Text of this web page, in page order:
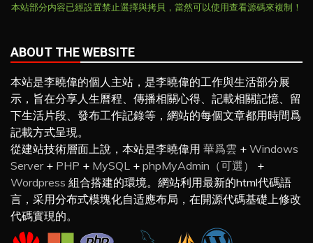
本站部分内容已經設置禁止選擇與拷貝，當然可以使用查看源碼來複制！
ABOUT THE WEBSITE
本站是李曉偉的個人主站，是李曉偉的工作與生活部分展
示，旨在分享人生曆程、傳播相關心得、記載相關記憶、留
下生活片段、發布工作記錄等，網站的每個文章都用時間爲
記載方式呈現。
從建站技術層面上說，本站是李曉偉用 華爲雲 + Windows
Server + PHP + MySQL + phpMyAdmin（可選）
+
Wordpress 組合搭建的環境。網站利用最新的html代碼語
言，采用分布式模塊化自适應布局，在開源代碼基礎上修改
代碼實現的。